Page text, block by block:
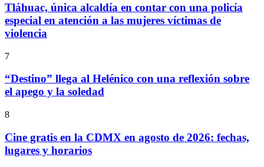
Tláhuac, única alcaldía en contar con una policía
especial en atención a las mujeres víctimas de
violencia
7
“Destino” llega al Helénico con una reflexión sobre
el apego y la soledad
8
Cine gratis en la CDMX en agosto de 2026: fechas,
lugares y horarios